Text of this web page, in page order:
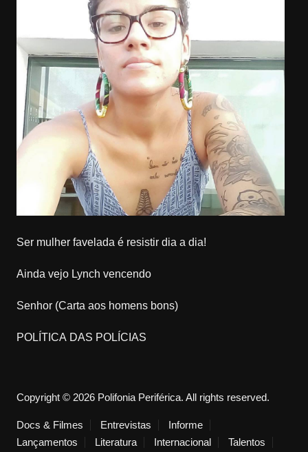
Ser mulher favelada é resistir dia a dia!
Ainda vejo Lynch vencendo
Senhor (Carta aos homens bons)
POLÍTICA DAS POLÍCIAS
Copyright © 2026 Polifonia Periférica. All rights reserved.
Docs & Filmes Entrevistas
Informe
Lançamentos
Literatura Internacional Talentos